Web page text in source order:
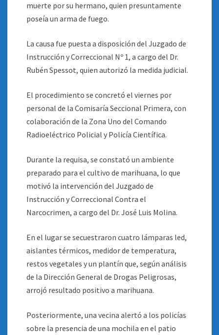
muerte por su hermano, quien presuntamente
poseía un arma de fuego.
La causa fue puesta a disposición del Juzgado de
Instrucción y Correccional Nº 1, a cargo del Dr.
Rubén Spessot, quien autorizó la medida judicial.
El procedimiento se concretó el viernes por
personal de la Comisaría Seccional Primera, con
colaboración de la Zona Uno del Comando
Radioeléctrico Policial y Policía Científica.
Durante la requisa, se constató un ambiente
preparado para el cultivo de marihuana, lo que
motivó la intervención del Juzgado de
Instrucción y Correccional Contra el
Narcocrimen, a cargo del Dr. José Luis Molina.
En el lugar se secuestraron cuatro lámparas led,
aislantes térmicos, medidor de temperatura,
restos vegetales y un plantín que, según análisis
de la Dirección General de Drogas Peligrosas,
arrojó resultado positivo a marihuana.
Posteriormente, una vecina alertó a los policías
sobre la presencia de una mochila en el patio